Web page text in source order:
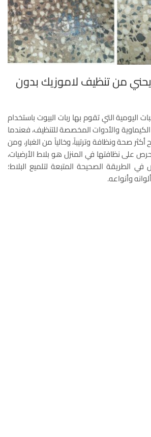
من تنظيف لاموزيك بدون
اليومية التي تقوم بها ربات البيوت باستخدام
والأدوات المخصصة للتنظيف، فعندما
صحة ونظافة وترتيباً، وخالياً من الغبار، ومن
على نظافتها في المنزل هو بلاط الأرضيات،
الطريقة الصحيحة المتبعة لتلميع البلاط؛
وأنواعه.